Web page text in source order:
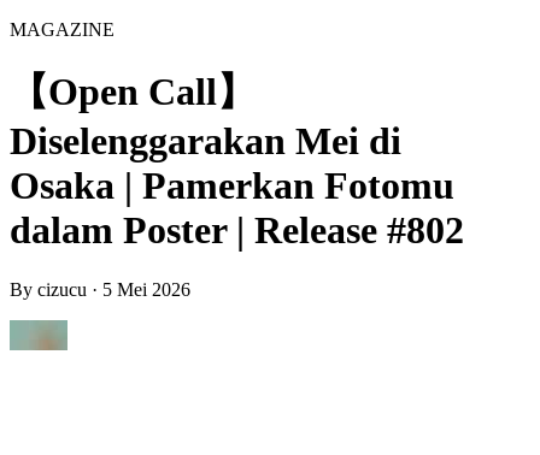
MAGAZINE
【Open Call】
Diselenggarakan Mei di
Osaka | Pamerkan Fotomu
dalam Poster | Release #802
By cizucu · 5 Mei 2026